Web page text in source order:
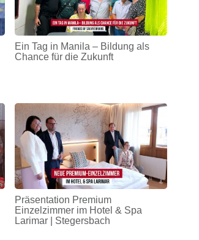
Ein Tag in Manila – Bildung als
Chance für die Zukunft
Präsentation Premium
Einzelzimmer im Hotel & Spa
Larimar | Stegersbach